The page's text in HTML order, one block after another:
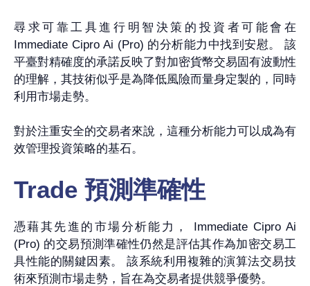
尋求可靠工具進行明智決策的投資者可能會在
Immediate Cipro Ai (Pro) 的分析能力中找到安慰。 該
平臺對精確度的承諾反映了對加密貨幣交易固有波動性
的理解，其技術似乎是為降低風險而量身定製的，同時
利用市場走勢。
對於注重安全的交易者來說，這種分析能力可以成為有
效管理投資策略的基石。
Trade 預測準確性
憑藉其先進的市場分析能力， Immediate Cipro Ai
(Pro) 的交易預測準確性仍然是評估其作為加密交易工
具性能的關鍵因素。 該系統利用複雜的演算法交易技
術來預測市場走勢，旨在為交易者提供競爭優勢。